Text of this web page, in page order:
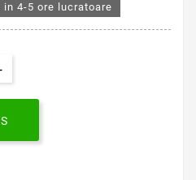
in 4-5 ore lucratoare